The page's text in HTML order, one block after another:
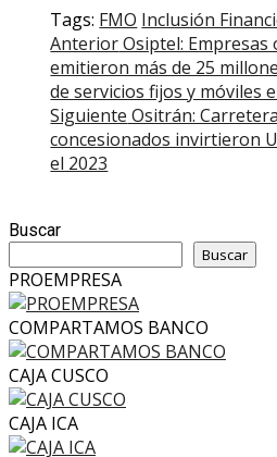
Tags: FMO Inclusión
Post
navigation
AnteriorOsiptel: Empresas
emitieron más de 25
de servicios fijos y móviles
Siguiente Ositrán:
concesionados invirtieron
el 2023
Buscar
Buscar
PROEMPRESA
COMPARTAMOS BANCO
CAJA CUSCO
CAJA ICA